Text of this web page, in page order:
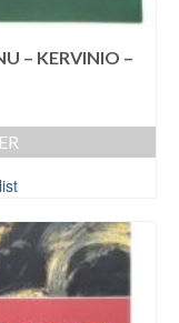
– KERVINIO –